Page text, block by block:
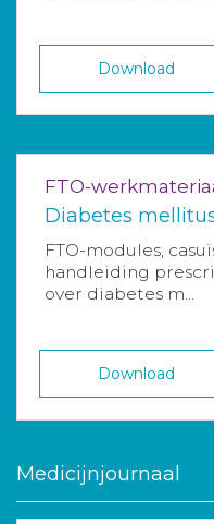
Download
FTO-
Diabetes
FTO-modules,
handleiding
over diabetes m...
Download
Medicijnjournaal